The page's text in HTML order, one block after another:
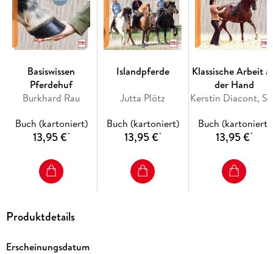
Basiswissen
Pferdehuf
Burkhard Rau
Buch (kartoniert)
13,95 €*
Islandpferde
Jutta Plötz
Buch (kartoniert)
13,95 €*
Klassische Arbeit
der Hand
Buch (kartoniert)
13,95 €*
Produktdetails
Erscheinungsdatum